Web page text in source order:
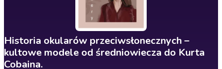
Historia okularów przeciwsłonecznych –
kultowe modele od średniowiecza do Kurta
Cobaina.